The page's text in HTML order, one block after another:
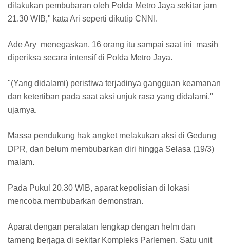
dilakukan pembubaran oleh Polda Metro Jaya sekitar jam
21.30 WIB," kata Ari seperti dikutip CNNI.
Ade Ary menegaskan, 16 orang itu sampai saat ini masih
diperiksa secara intensif di Polda Metro Jaya.
"(Yang didalami) peristiwa terjadinya gangguan keamanan
dan ketertiban pada saat aksi unjuk rasa yang didalami,"
ujarnya.
Massa pendukung hak angket melakukan aksi di Gedung
DPR, dan belum membubarkan diri hingga Selasa (19/3)
malam.
Pada Pukul 20.30 WIB, aparat kepolisian di lokasi
mencoba membubarkan demonstran.
Aparat dengan peralatan lengkap dengan helm dan
tameng berjaga di sekitar Kompleks Parlemen. Satu unit